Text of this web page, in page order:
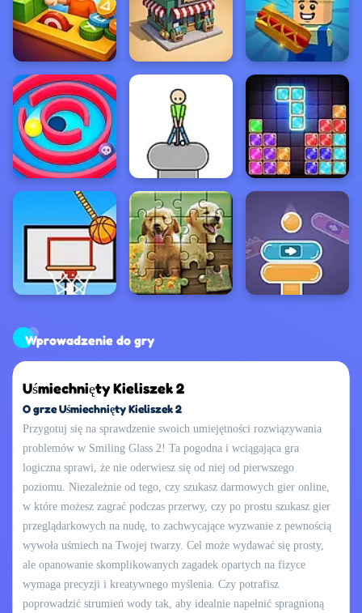
Wprowadzenie do gry
Uśmiechnięty Kieliszek 2
O grze Uśmiechnięty Kieliszek 2
Przygotuj się na sprawdzenie swoich umiejętności rozwiązywania
problemów w Smiling Glass 2! Ta pogodna i wciągająca gra
logiczna sprawi, że nie oderwiesz się od niej od pierwszego
poziomu. Niezależnie od tego, czy szukasz darmowych gier online,
w które możesz zagrać podczas przerwy, czy po prostu szukasz gier
przeglądarkowych na nudę, to zachwycające wyzwanie z pewnością
wywoła uśmiech na Twojej twarzy. Cel może wydawać się prosty,
ale opanowanie skomplikowanych zagadek opartych na fizyce
wymaga precyzji i kreatywnego myślenia. Czy potrafisz
poprowadzić strumień wody tak, aby idealnie napełnić spragnioną